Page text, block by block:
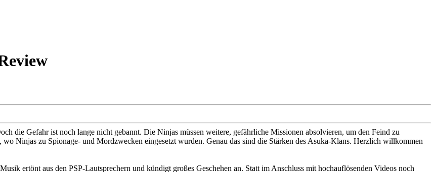
die Gefahr ist noch lange nicht gebannt. Die Ninjas müssen weitere, gefährliche Missionen absolvieren, um den Feind zu
Ninjas zu Spionage- und Mordzwecken eingesetzt wurden. Genau das sind die Stärken des Asuka-Klans. Herzlich willkommen
ertönt aus den PSP-Lautsprechern und kündigt großes Geschehen an. Statt im Anschluss mit hochauflösenden Videos noch